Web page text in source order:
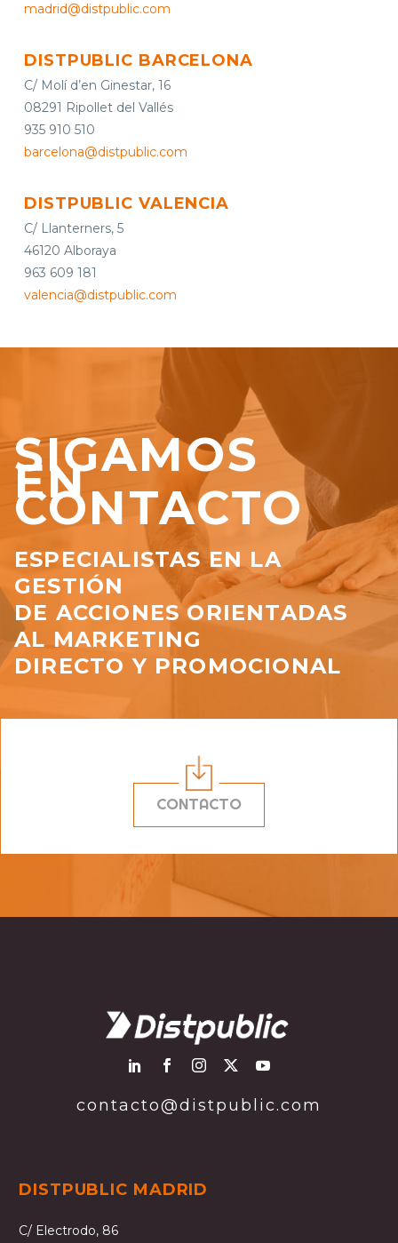
madrid@distpublic.com
DISTPUBLIC BARCELONA
C/ Molí d’en Ginestar, 16
08291 Ripollet del Vallés
935 910 510
barcelona@distpublic.com
DISTPUBLIC VALENCIA
C/ Llanterners, 5
46120 Alboraya
963 609 181
valencia@distpublic.com
SIGAMOS
EN
CONTACTO
ESPECIALISTAS EN LA
GESTIÓN
DE ACCIONES ORIENTADAS
AL MARKETING
DIRECTO Y PROMOCIONAL
CONTACTO
contacto@distpublic.com
DISTPUBLIC MADRID
C/ Electrodo, 86